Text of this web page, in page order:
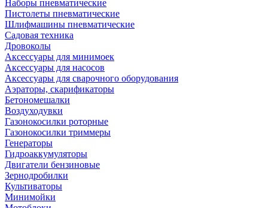
Наборы пневматические
Пистолеты пневматические
Шлифмашины пневматические
Садовая техника
Дровоколы
Аксессуары для минимоек
Аксессуары для насосов
Аксессуары для сварочного оборудования
Аэраторы, скарификаторы
Бетономешалки
Воздуходувки
Газонокосилки роторные
Газонокосилки триммеры
Генераторы
Гидроаккумуляторы
Двигатели бензиновые
Зернодробилки
Культиваторы
Минимойки